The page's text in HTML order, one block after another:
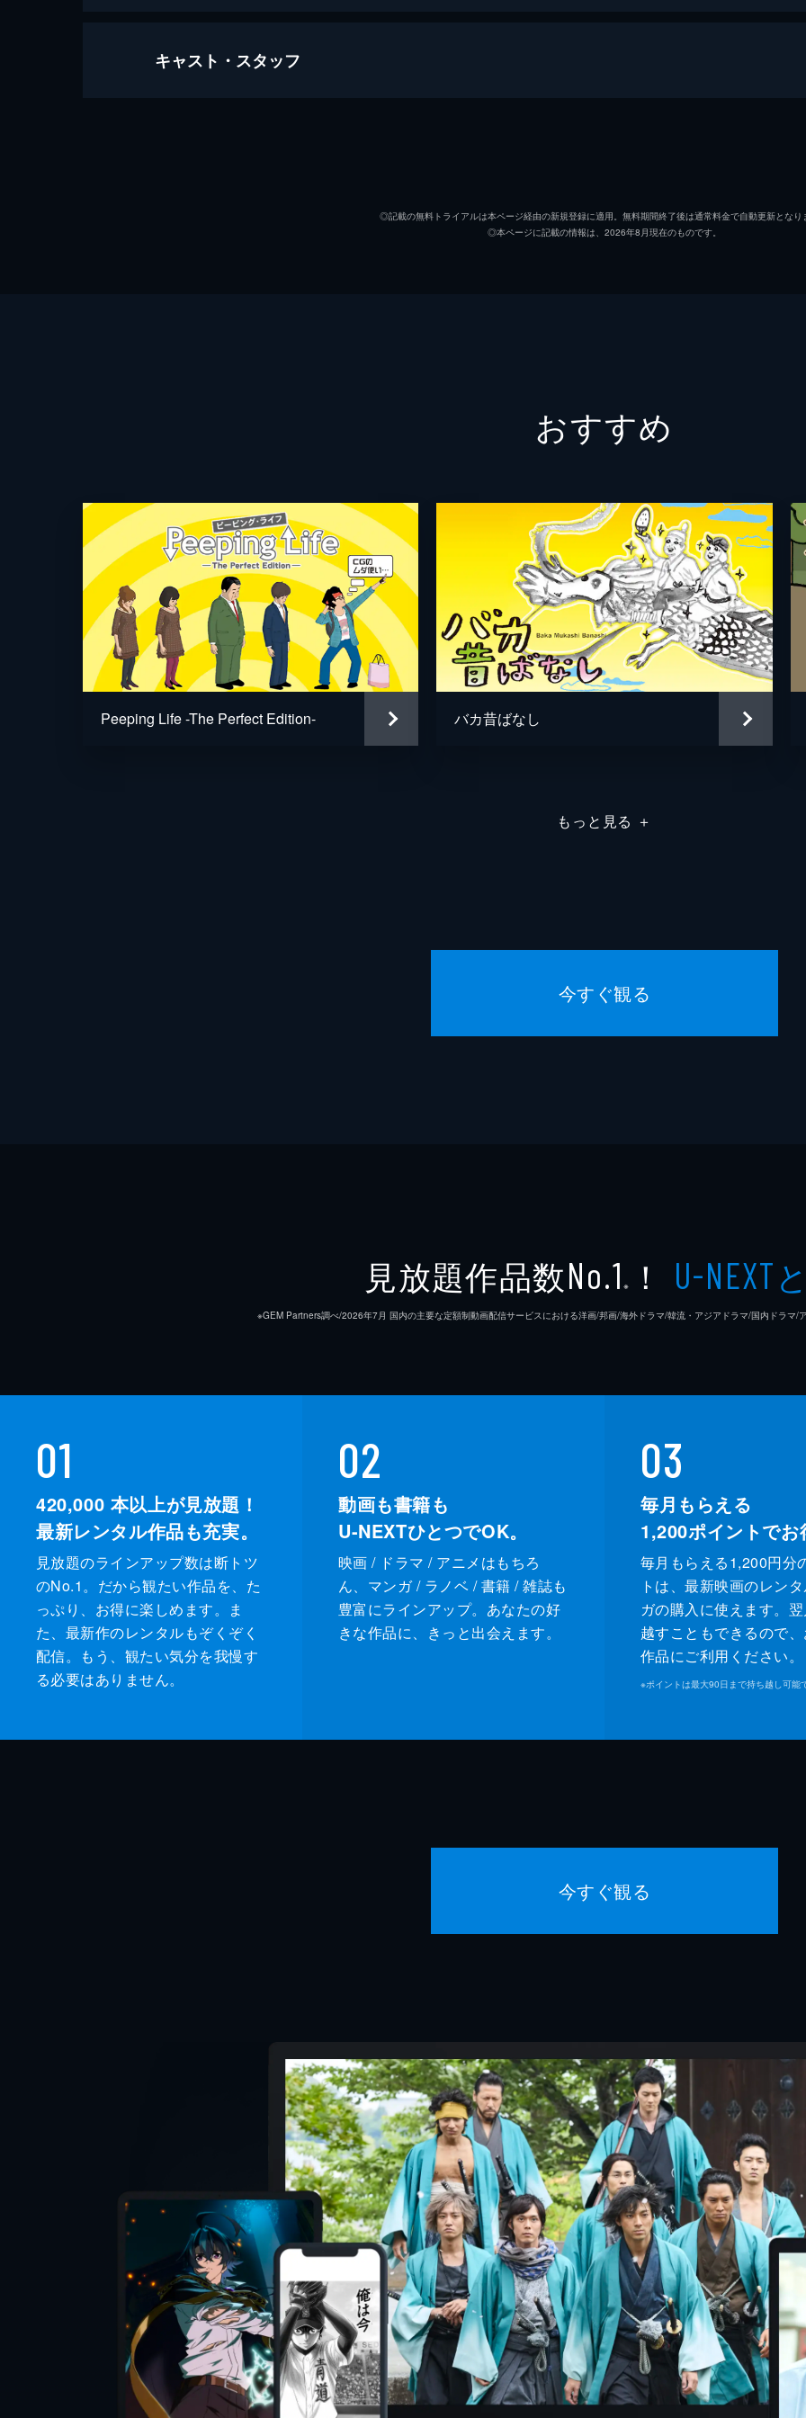
荒くれ純一の涙
キャスト・スタッフ
◎記載の無料トライアルは本ページ経由の新規登録に適用。無料期間終了後は通常料金で自動更新となり
◎本ページに記載の情報は、2026年8月現在のものです。
おすすめ
Peeping Life -The Perfect Edition- バカ昔ばなし
もっと見る ＋
今すぐ観る
見放題作品数No.1 ※ ！ U-NEXT
※GEM Partners調べ/2026年7⽉ 国内の主要な定額制動画配信サービスにおける洋画/邦画/海外ドラマ/韓流・アジアドラマ/国内ドラマ/
01
420,000 本以上が見放題！
最新レンタル作品も充実。
見放題のラインアップ数は断トツ
のNo.1。だから観たい作品を、た
っぷり、お得に楽しめます。ま
た、最新作のレンタルもぞくぞく
配信。もう、観たい気分を我慢す
る必要はありません。
02
動画も書籍も
U-NEXTひとつでOK。
映画 / ドラマ / アニメはもちろ
ん、マンガ / ラノベ / 書籍 / 雑誌も
豊富にラインアップ。あなたの好
きな作品に、きっと出会えます。
03
毎月もらえる
1,200ポイントでお
毎月もらえる1,200円分
トは、最新映画のレン
ガの購入に使えます。
越すこともできるので
作品にご利用ください。
※ポイントは最大90日まで持ち越し可能
今すぐ観る